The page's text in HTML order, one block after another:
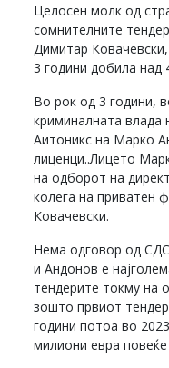
Целосен молк од
сомнителните
Димитар
3 години добила над
Во рок од 3 години,
криминалната
Аитоникс на Марко
лиценци..Лицето
на одборот на
колега на приватен
Ковачевски.
Нема одговор од
и Андонов е
тендерите токму на
зошто првиот
години потоа во
милиони евра